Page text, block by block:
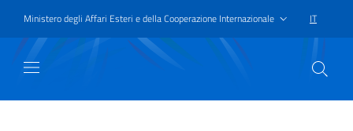
Ministero degli Affari Esteri e della Cooperazione Internazionale IT